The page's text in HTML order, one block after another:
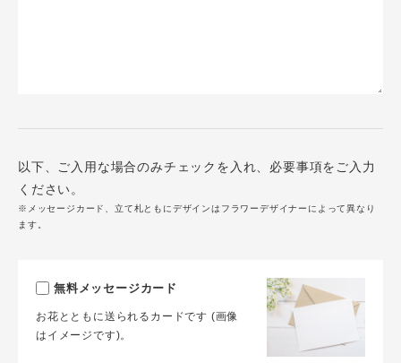
以下、ご入用な場合のみチェックを入れ、必要事項をご入力
ください。
※メッセージカード、立て札ともにデザインはフラワーデザイナーによって異なり
ます。
無料メッセージカード
お花とともに送られるカードです (画像
はイメージです)。